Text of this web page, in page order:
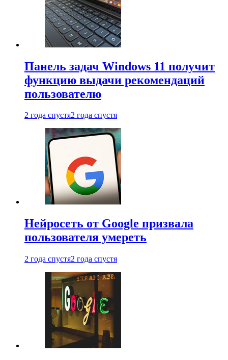
Панель задач Windows 11 получит
функцию выдачи рекомендаций
пользователю
2 года спустя2 года спустя
Нейросеть от Google призвала
пользователя умереть
2 года спустя2 года спустя